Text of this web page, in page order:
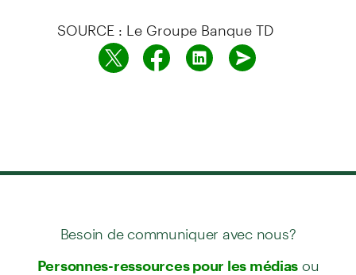
SOURCE : Le Groupe Banque TD
Besoin de communiquer avec nous?
Personnes-ressources pour les médias ou